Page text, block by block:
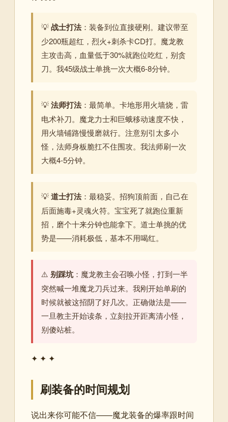
💡战士打法：装备到位直接硬刚。建议带至
少200瓶超红，烈火+刺杀卡CD打。魔龙教
主攻击高，血量低于30%就跑位吃红，别贪
刀。我45级战士单挑一次大概6-8分钟。
💡法师打法：最简单。卡地形用火墙烧，雷
电术补刀。魔龙力士和巨蛾移动速度不快，
用火墙铺路慢慢磨就行。注意别引太多小
怪，法师身板脆扛不住围攻。我法师刷一次
大概4-5分钟。
💡道士打法：最稳妥。招狗顶前面，自己在
后面施毒+灵魂火符。宝宝死了就跑位重新
招，磨个十来分钟也能拿下。道士单挑的优
势是——消耗极低，基本不用喝红。
⚠️ 别踩坑：魔龙教主会召唤小怪，打到一半
突然喊一堆魔龙刀兵过来。我刚开始单刷的
时候就被这招阴了好几次。正确做法是——
一旦教主开始读条，立刻拉开距离清小怪，
别傻站桩。
✦ ✦ ✦
刷装备的时间规划
说出来你可能不信——魔龙装备的爆率跟时间